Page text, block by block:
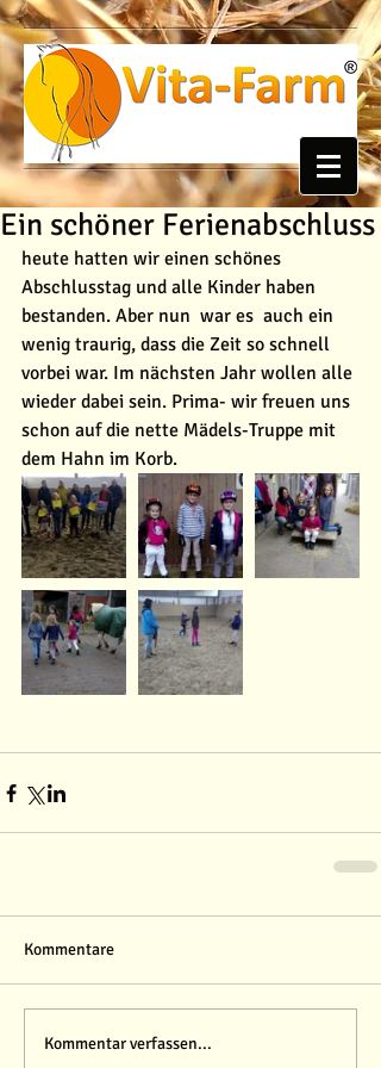
Ein schöner Ferienabschluss
heute hatten wir einen schönes
Abschlusstag und alle Kinder haben
bestanden. Aber nun  war es  auch ein
wenig traurig, dass die Zeit so schnell
vorbei war. Im nächsten Jahr wollen alle
wieder dabei sein. Prima- wir freuen uns
schon auf die nette Mädels-Truppe mit
dem Hahn im Korb.
Kommentare
Kommentar verfassen...